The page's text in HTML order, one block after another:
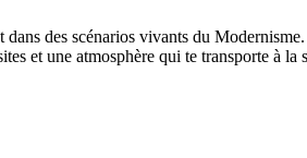
des scénarios vivants du
et une atmosphère qui te transporte